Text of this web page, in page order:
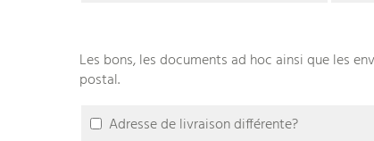
Les bons, les documents ad hoc ainsi que les
postal.
Adresse de livraison différente?